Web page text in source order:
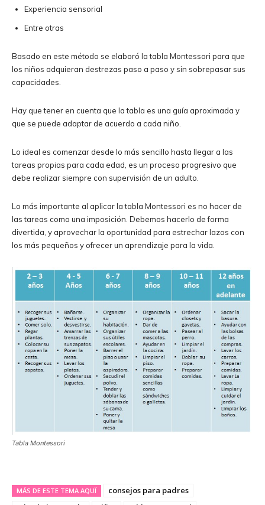
Experiencia sensorial
Entre otras
Basado en este método se elaboró la tabla Montessori para que
los niños adquieran destrezas paso a paso y sin sobrepasar sus
capacidades.
Hay que tener en cuenta que la tabla es una guía aproximada y
que se puede adaptar de acuerdo a cada niño.
Lo ideal es comenzar desde lo más sencillo hasta llegar a las
tareas propias para cada edad, es un proceso progresivo que
debe realizar siempre con supervisión de un adulto.
Lo más importante al aplicar la tabla Montessori es no hacer de
las tareas como una imposición. Debemos hacerlo de forma
divertida, y aprovechar la oportunidad para estrechar lazos con
los más pequeños y ofrecer un aprendizaje para la vida.
Tabla Montessori
MÁS DE ESTE TEMA AQUÏ
consejos para padres